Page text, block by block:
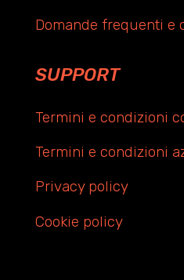
Domande frequenti e
SUPPORT
Termini e condizioni
Termini e condizioni
Privacy policy
Cookie policy